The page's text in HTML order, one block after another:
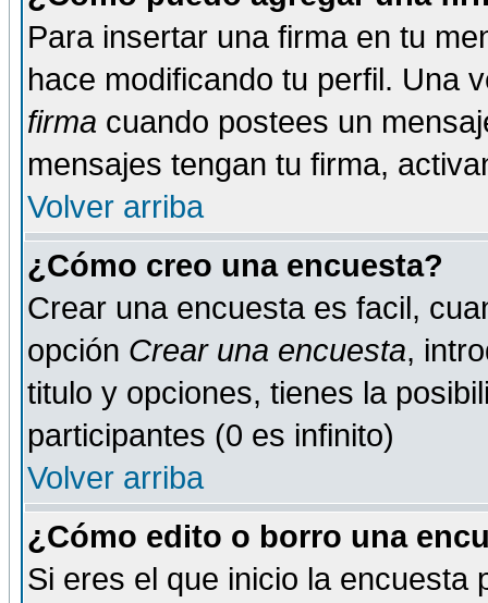
Para insertar una firma en tu
hace modificando tu perfil. Una
firma cuando postees un
mensajes tengan tu firma,
Volver arriba
¿Cómo creo una encuesta?
Crear una encuesta es facil,
opción Crear una encuesta,
titulo y opciones, tienes la
participantes (0 es infinito)
Volver arriba
¿Cómo edito o borro una
Si eres el que inicio la encuesta